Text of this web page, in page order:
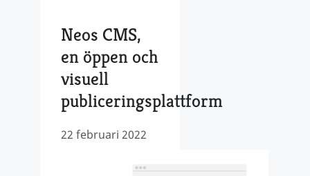
Neos CMS,
en öppen och
visuell
publiceringsplattform
22 februari 2022